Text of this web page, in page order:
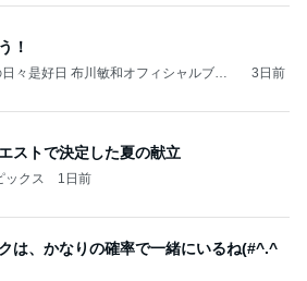
！
敏和オフィシャルブロ
3日前
ストで決定した夏の献立
ックス 1日前
は、かなりの確率で一緒にいるね(#^.^